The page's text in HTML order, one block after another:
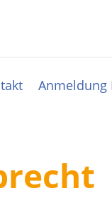
Anmeldung